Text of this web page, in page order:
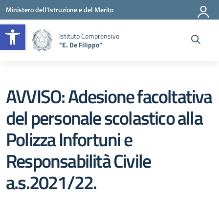
Apri la barra degli strumenti
Vai ai contenuti
Vai al menu di navigazione
Vai al footer
Ministero dell'Istruzione e del Merito
Istituto Comprensivo
"E. De Filippo"
AVVISO: Adesione facoltativa
del personale scolastico alla
Polizza Infortuni e
Responsabilità Civile
a.s.2021/22.